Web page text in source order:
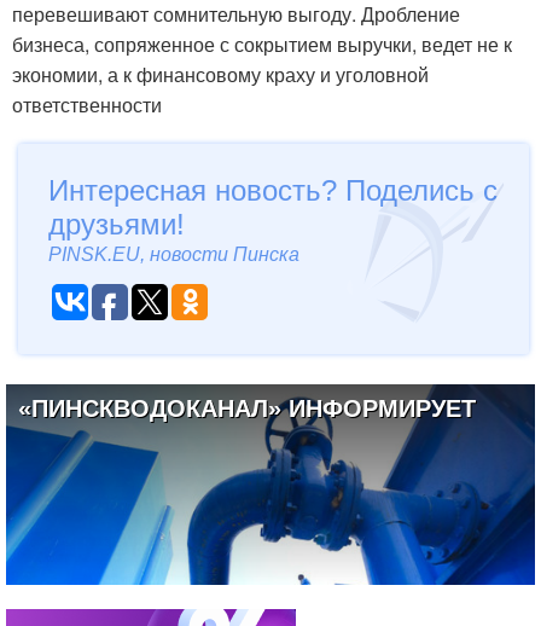
перевешивают сомнительную выгоду. Дробление
бизнеса, сопряженное с сокрытием выручки, ведет не к
экономии, а к финансовому краху и уголовной
ответственности
Интересная новость? Поделись с
друзьями!
PINSK.EU, новости Пинска
«ПИНСКВОДОКАНАЛ» ИНФОРМИРУЕТ